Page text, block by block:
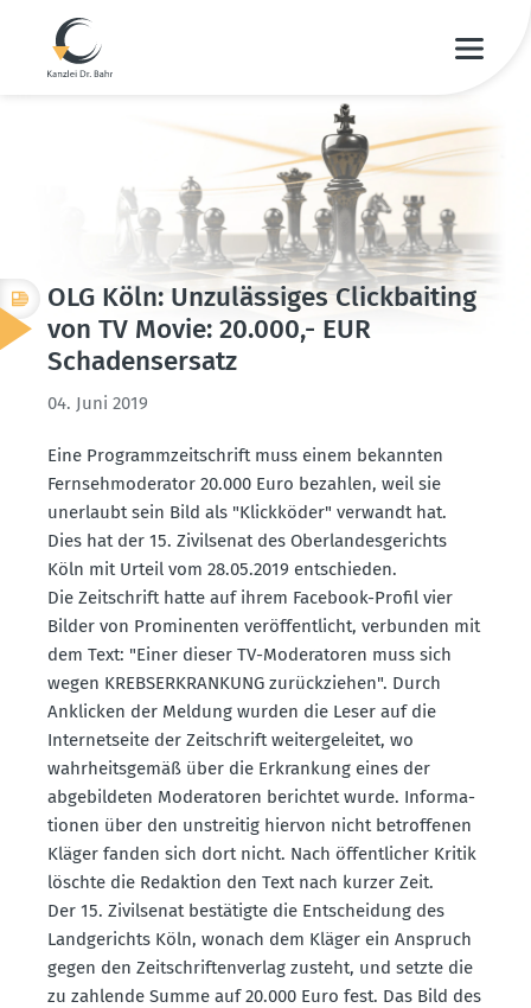
OLG Köln: Unzuläs­siges Click­baiting
von TV Movie: 20.000,- EUR
Schadens­ersatz
04. Juni 2019
Eine Programm­zeit­schrift muss einem bekannten
Fernseh­mo­de­rator 20.000 Euro bezahlen, weil sie
unerlaubt sein Bild als "Klick­köder" verwandt hat.
Dies hat der 15. Zivil­senat des Oberlan­des­ge­richts
Köln mit Urteil vom 28.05.2019 entschieden.
Die Zeitschrift hatte auf ihrem Facebook-Profil vier
Bilder von Promi­nenten veröf­fent­licht, verbunden mit
dem Text: "Einer dieser TV-Modera­toren muss sich
wegen KREBS­ER­KRANKUNG zurück­ziehen". Durch
Anklicken der Meldung wurden die Leser auf die
Inter­net­seite der Zeitschrift weiter­ge­leitet, wo
wahrheits­gemäß über die Erkrankung eines der
abgebil­deten Modera­toren berichtet wurde. Infor­ma­
tionen über den unstreitig hiervon nicht betrof­fenen
Kläger fanden sich dort nicht. Nach öffent­licher Kritik
löschte die Redaktion den Text nach kurzer Zeit.
Der 15. Zivil­senat bestä­tigte die Entscheidung des
Landge­richts Köln, wonach dem Kläger ein Anspruch
gegen den Zeitschrif­ten­verlag zusteht, und setzte die
zu zahlende Summe auf 20.000 Euro fest. Das Bild des